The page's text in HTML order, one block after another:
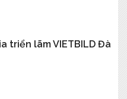
triển lãm VIETBILD Đà